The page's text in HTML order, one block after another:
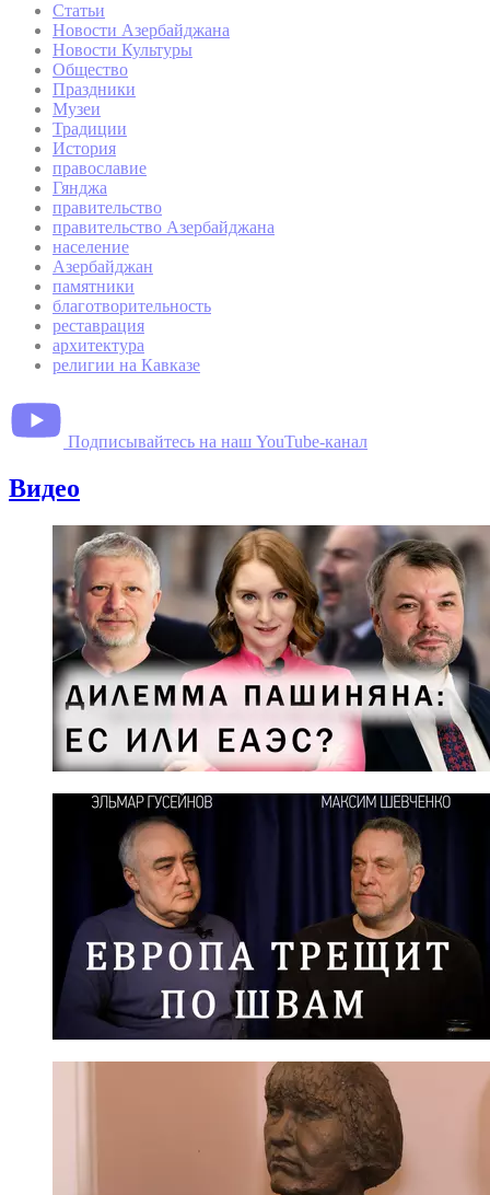
Статьи
Новости Азербайджана
Новости Культуры
Общество
Праздники
Музеи
Традиции
История
православие
Гянджа
правительство
правительство Азербайджана
население
Азербайджан
памятники
благотворительность
реставрация
архитектура
религии на Кавказе
Подписывайтесь на наш YouTube-канал
Видео